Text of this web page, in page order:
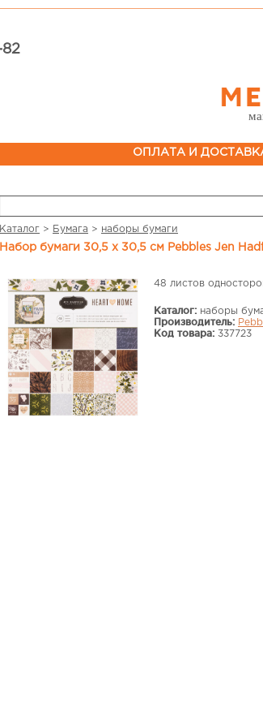
ОПЛАТА И
Каталог > Бумага > наборы бумаги
Набор бумаги 30,5 х 30,5 см Pebbles Jen
48 листов
Каталог: наборы
Производитель:
Код товара: 337723